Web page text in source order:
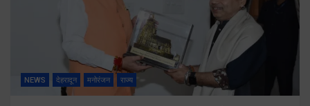
NEWS देहरादून मनोरंजन राज्य